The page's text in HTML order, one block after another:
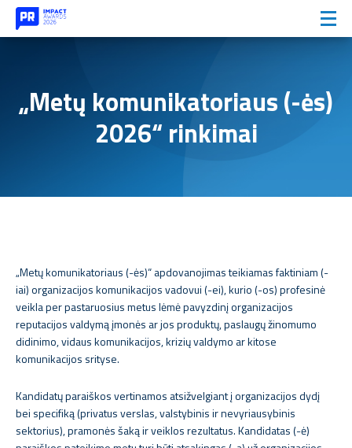
„Metų komunikatoriaus (-ės)
2026“ rinkimai
„Metų komunikatoriaus (-ės)“ apdovanojimas teikiamas faktiniam (-
iai) organizacijos komunikacijos vadovui (-ei), kurio (-os) profesinė
veikla per pastaruosius metus lėmė pavyzdinį organizacijos
reputacijos valdymą įmonės ar jos produktų, paslaugų žinomumo
didinimo, vidaus komunikacijos, krizių valdymo ar kitose
komunikacijos srityse.
Kandidatų paraiškos vertinamos atsižvelgiant į organizacijos dydį
bei specifiką (privatus verslas, valstybinis ir nevyriausybinis
sektorius), pramonės šaką ir veiklos rezultatus. Kandidatas (-ė)